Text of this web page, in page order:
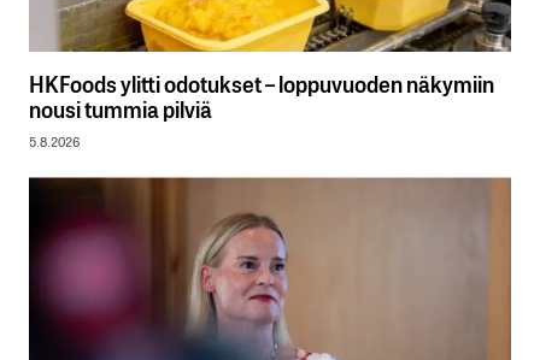
HKFoods ylitti odotukset – loppuvuoden näkymiin
nousi tummia pilviä
5.8.2026